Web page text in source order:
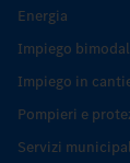
Energia
Impiego
Impiego in
Pompieri e
Servizi